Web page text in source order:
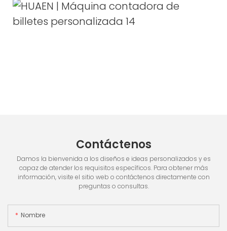
Contáctenos
Damos la bienvenida a los diseños e ideas personalizados y es
capaz de atender los requisitos específicos. Para obtener más
información, visite el sitio web o contáctenos directamente con
preguntas o consultas.
Nombre